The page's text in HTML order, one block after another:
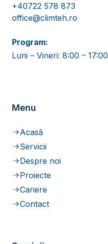
+40722 578 873
office@climteh.ro
Program:
Luni – Vineri: 8:00 – 17:00
Menu
Acasă
Servicii
Despre noi
Proiecte
Cariere
Contact